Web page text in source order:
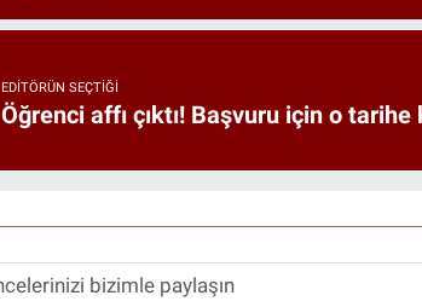
EDITÖRÜN SEÇTIĞI
Öğrenci affı çıktı! Başvuru için o